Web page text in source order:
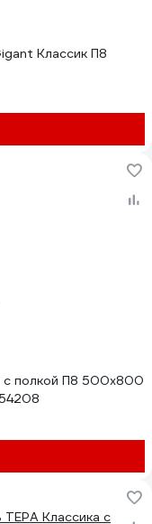
Классик П8
с полкой П8 500x800